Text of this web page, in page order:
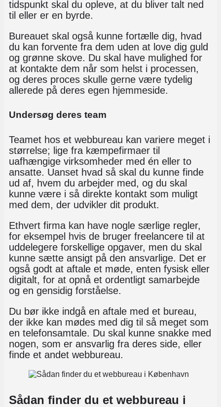
tidspunkt skal du opleve, at du bliver talt ned
til eller er en byrde.
Bureauet skal også kunne fortælle dig, hvad
du kan forvente fra dem uden at love dig guld
og grønne skove. Du skal have mulighed for
at kontakte dem når som helst i processen,
og deres proces skulle gerne være tydelig
allerede på deres egen hjemmeside.
Undersøg deres team
Teamet hos et webbureau kan variere meget i
størrelse; lige fra kæmpefirmaer til
uafhængige virksomheder med én eller to
ansatte. Uanset hvad så skal du kunne finde
ud af, hvem du arbejder med, og du skal
kunne være i så direkte kontakt som muligt
med dem, der udvikler dit produkt.
Ethvert firma kan have nogle særlige regler,
for eksempel hvis de bruger freelancere til at
uddelegere forskellige opgaver, men du skal
kunne sætte ansigt på den ansvarlige. Det er
også godt at aftale et møde, enten fysisk eller
digitalt, for at opnå et ordentligt samarbejde
og en gensidig forståelse.
Du bør ikke indgå en aftale med et bureau,
der ikke kan mødes med dig til så meget som
en telefonsamtale. Du skal kunne snakke med
nogen, som er ansvarlig fra deres side, eller
finde et andet webbureau.
Sådan finder du et webbureau i